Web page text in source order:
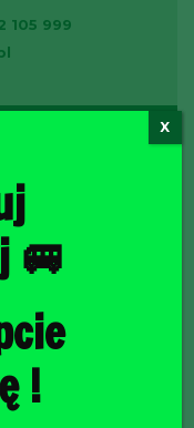
105 999
🚐
!
X